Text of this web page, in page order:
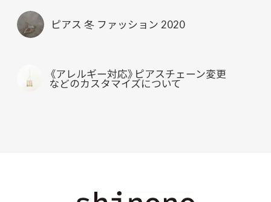
ピアス 冬 ファッション 2020
《アレルギー対応》ピアスチェーン変更
などのカスタマイズについて